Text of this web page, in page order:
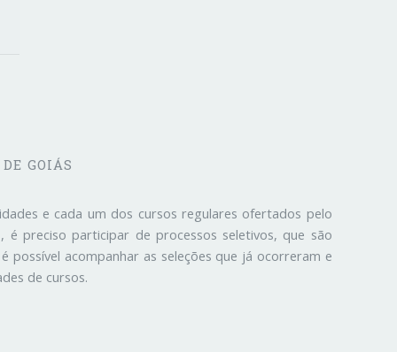
GOIÁS
e cada um dos cursos regulares ofertados pelo
é preciso participar de processos seletivos, que são
possível acompanhar as seleções que já ocorreram e
de cursos.